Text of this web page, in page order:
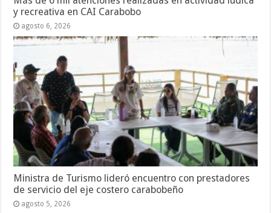
y recreativa en CAI Carabobo
agosto 6, 2026
Ministra de Turismo lideró encuentro con prestadores
de servicio del eje costero carabobeño
agosto 5, 2026